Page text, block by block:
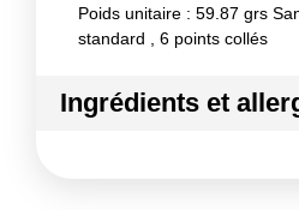
Poids unitaire : 59.87 grs
standard , 6 points collés
Ingrédients et